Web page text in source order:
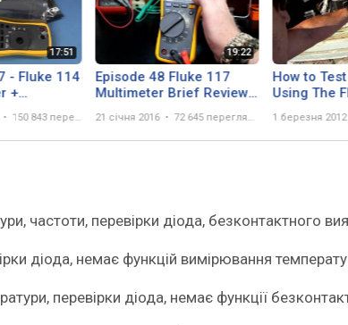
- Fluke 114
+
150 843 перегляда
Episode 48 Fluke 117
Multimeter Brief Review
21 січня 2016 72 645 переглядів
How to
Using The
1 березня 2012
частоти, перевірки діода, безконтактного
діода, немає функцій вимірювання
перевірки діода, немає функції